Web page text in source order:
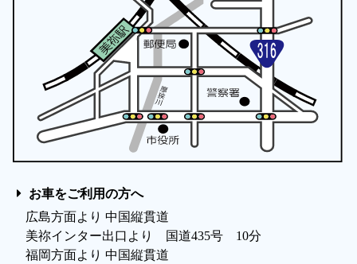
お車をご利用の方へ
広島方面より 中国縦貫道
美祢インター出口より 国道435号 10分
福岡方面より 中国縦貫道